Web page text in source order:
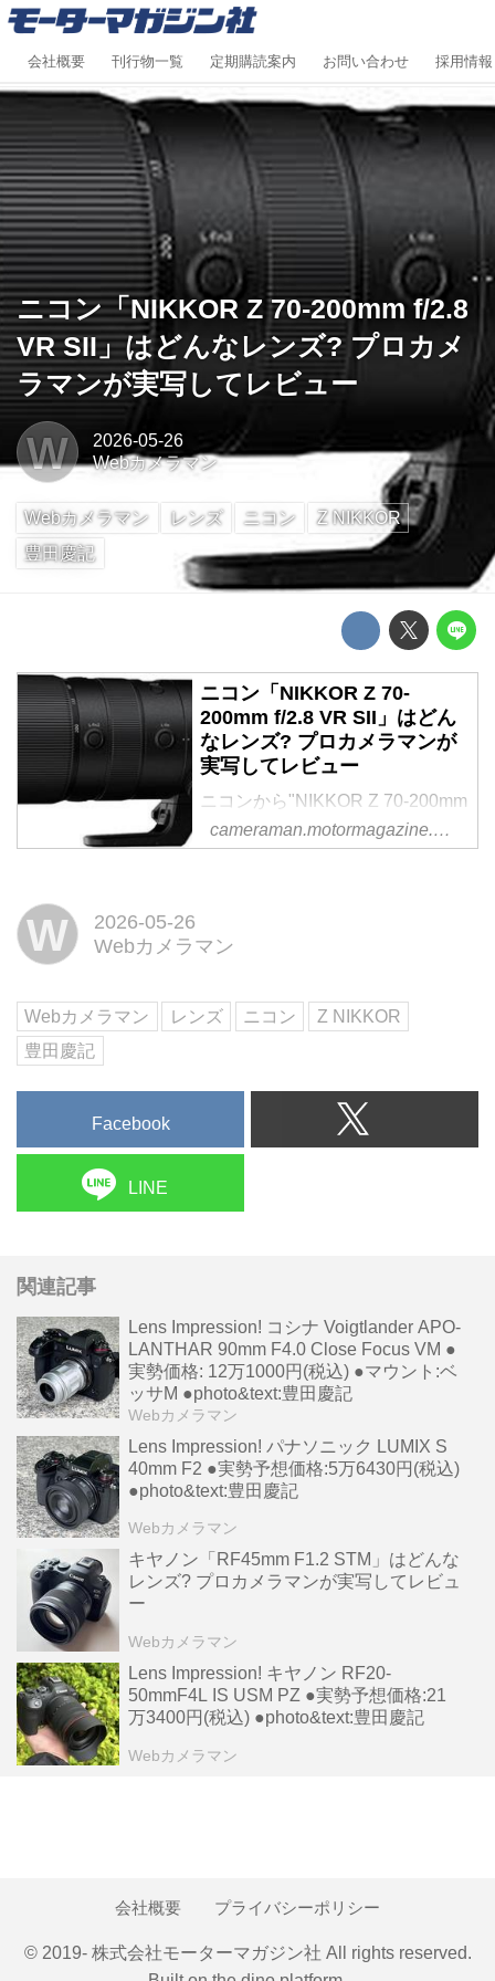
会社概要 刊行物一覧 定期購読案内 お問い合わせ 採用情報
ニコン「NIKKOR Z 70-200mm f/2.8
VR SII」はどんなレンズ? プロカメ
ラマンが実写してレビュー
W
2026-05-26
Webカメラマン
Webカメラマン レンズ ニコン
Z NIKKOR
豊田慶記
ニコン「NIKKOR Z 70-
200mm f/2.8 VR SII」はどん
なレンズ? プロカメラマンが
実写してレビュー
ニコンから"NIKKOR Z 70-200mm
f/2.8 VR SII"が登場した。本レン
ズは2020年に発売されたNIKKOR
ィフト ボイスコイルモーター)採
cameraman.motormagazine.co.jp
W
2026-05-26
Webカメラマン
Webカメラマン レンズ ニコン
Z NIKKOR
豊田慶記
Facebook
LINE
関連記事
Lens Impression! コシナ Voigtlander APO-
LANTHAR 90mm F4.0 Close Focus VM ●
実勢価格: 12万1000円(税込) ●マウント:ベ
ッサM ●photo&text:豊田慶記
Webカメラマン
Lens Impression! パナソニック LUMIX S
40mm F2 ●実勢予想価格:5万6430円(税込)
●photo&text:豊田慶記
Webカメラマン
キヤノン「RF45mm F1.2 STM」はどんな
レンズ? プロカメラマンが実写してレビュ
ー
Webカメラマン
Lens Impression! キヤノン RF20-
50mmF4L IS USM PZ ●実勢予想価格:21
万3400円(税込) ●photo&text:豊田慶記
Webカメラマン
会社概要 プライバシーポリシー
© 2019- 株式会社モーターマガジン社 All rights reserved.